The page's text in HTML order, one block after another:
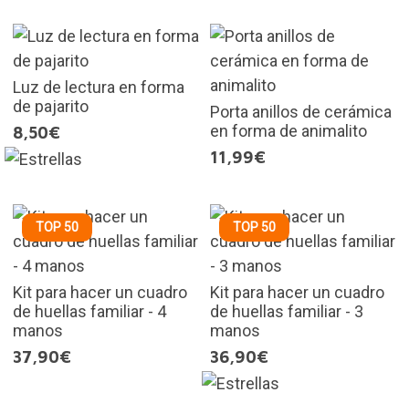
Luz de lectura en forma
de pajarito
8,50€
Porta anillos de cerámica
en forma de animalito
11,99€
TOP 50
Kit para hacer un cuadro
de huellas familiar - 4
manos
37,90€
TOP 50
Kit para hacer un cuadro
de huellas familiar - 3
manos
36,90€